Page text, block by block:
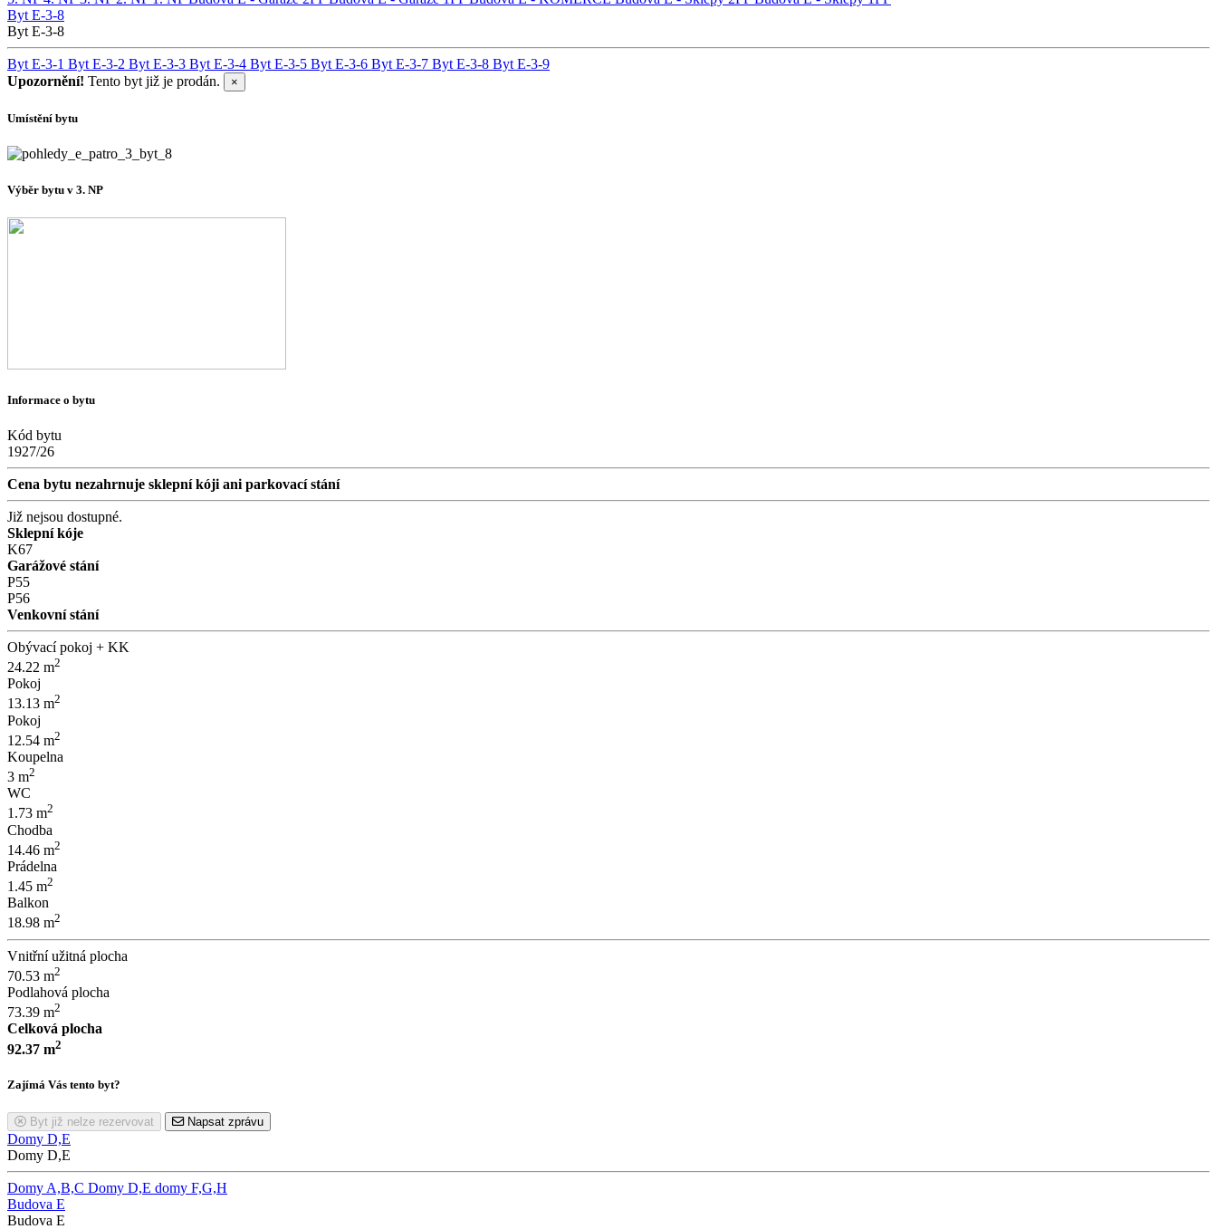
Byt E-3-8
Byt E-3-8
Byt E-3-1 Byt E-3-2 Byt E-3-3 Byt E-3-4 Byt E-3-5 Byt E-3-6 Byt E-3-7 Byt E-3-8 Byt E-3-9
Upozornění! Tento byt již je prodán. ×
Umístění bytu
Výběr bytu v 3. NP
Informace o bytu
Kód bytu
1927/26
Cena bytu nezahrnuje sklepní kóji ani parkovací stání
Již nejsou dostupné.
Sklepní kóje
K67
Garážové stání
P55
P56
Venkovní stání
Obývací pokoj + KK
24.22 m2
Pokoj
13.13 m2
Pokoj
12.54 m2
Koupelna
3 m2
WC
1.73 m2
Chodba
14.46 m2
Prádelna
1.45 m2
Balkon
18.98 m2
Vnitřní užitná plocha
70.53 m2
Podlahová plocha
73.39 m2
Celková plocha
92.37 m2
Zajímá Vás tento byt?
Byt již nelze rezervovat Napsat zprávu
Domy D,E
Domy D,E
Domy A,B,C Domy D,E domy F,G,H
Budova E
Budova E